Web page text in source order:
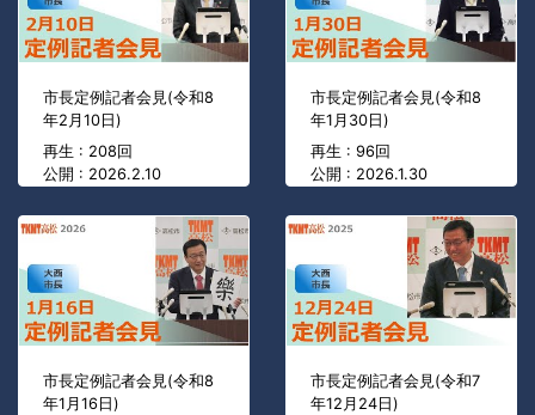
市長定例記者会見(令和8
年2月10日)
再生 : 208回
公開 : 2026.2.10
市長定例記者会見(令和8
年1月30日)
再生 : 96回
公開 : 2026.1.30
市長定例記者会見(令和8
年1月16日)
市長定例記者会見(令和7
年12月24日)